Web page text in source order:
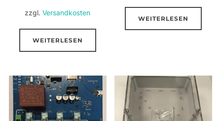
zzgl.Versandkosten
WEITERLESEN
WEITERLESEN